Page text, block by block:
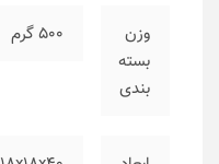
وزن
بسته
بندی
۵۰۰ گرم